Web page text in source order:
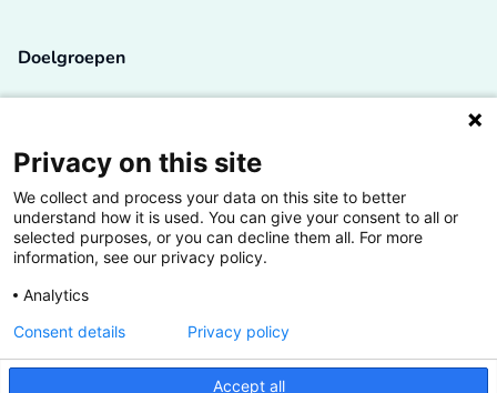
Doelgroepen
Lectoren en onderzoekers
Bedrijven
Hogescholen
De grootste kennisbank van het HBO
Privacy on this site
We collect and process your data on this site to better
understand how it is used. You can give your consent to all or
selected purposes, or you can decline them all. For more
information, see our privacy policy.
Analytics
Accept all
Consent details Privacy policy